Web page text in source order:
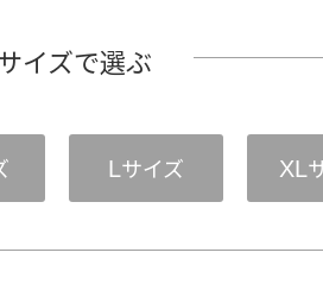
イズで選ぶ
Lサイズ XL